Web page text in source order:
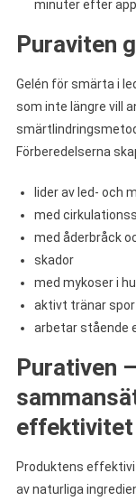
minuter efter
Puraviten
Gelén för smärta i
som inte längre vill
Förberedelserna
lider av led- och
med
med åderbråck
skador
med mykoser i
aktivt tränar
arbetar stående
Purativen
effektivitet
Produktens
av naturliga